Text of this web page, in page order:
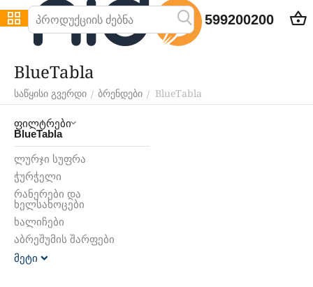
599200200
BlueTabla
საწყისი გვერდი / ბრენდები / BlueTabla
ფილტრები
BlueTabla
ლურჯი სუფრა
ჭურჭელი
რანერები და
ხელსახოცები
ხალიჩები
აბრეშუმის შარფები
მეტი